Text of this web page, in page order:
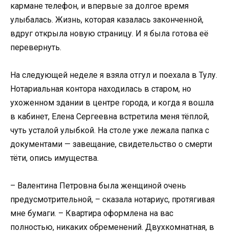
кармане телефон, и впервые за долгое время
улыбалась. Жизнь, которая казалась законченной,
вдруг открыла новую страницу. И я была готова её
перевернуть.
На следующей неделе я взяла отгул и поехала в Тулу.
Нотариальная контора находилась в старом, но
ухоженном здании в центре города, и когда я вошла
в кабинет, Елена Сергеевна встретила меня тёплой,
чуть усталой улыбкой. На столе уже лежала папка с
документами — завещание, свидетельство о смерти
тёти, опись имущества.
– Валентина Петровна была женщиной очень
предусмотрительной, – сказала нотариус, протягивая
мне бумаги. – Квартира оформлена на вас
полностью, никаких обременений. Двухкомнатная, в